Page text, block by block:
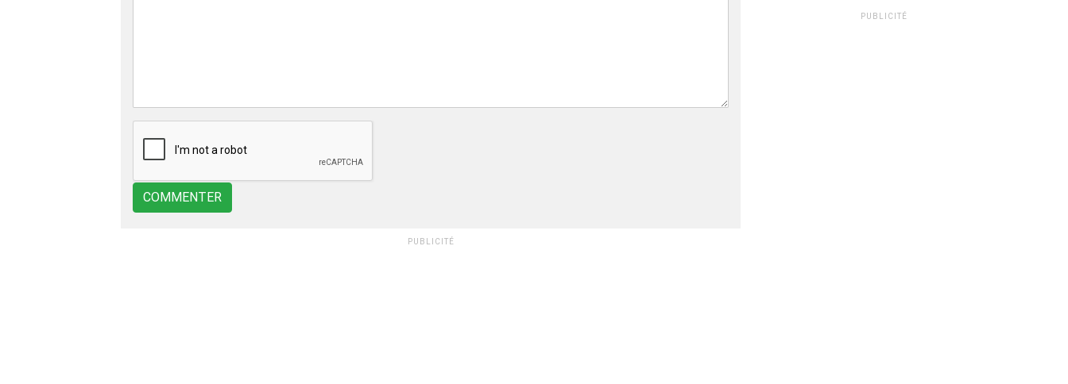
COMMENTER
PUBLICITÉ
PUBLICITÉ